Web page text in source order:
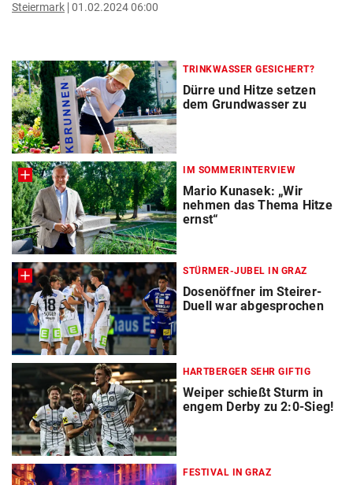
Steiermark 01.02.2024 06:00
TRINKWASSER GESICHERT?
Dürre und Hitze setzen
dem Grundwasser zu
IM SOMMERINTERVIEW
Mario Kunasek: „Wir
nehmen das Thema Hitze
ernst“
STÜRMER-JUBEL IN GRAZ
Dosenöffner im Steirer-
Duell war abgesprochen
HARTBERGER SEHR GIFTIG
Weiper schießt Sturm in
engem Derby zu 2:0-Sieg!
FESTIVAL IN GRAZ